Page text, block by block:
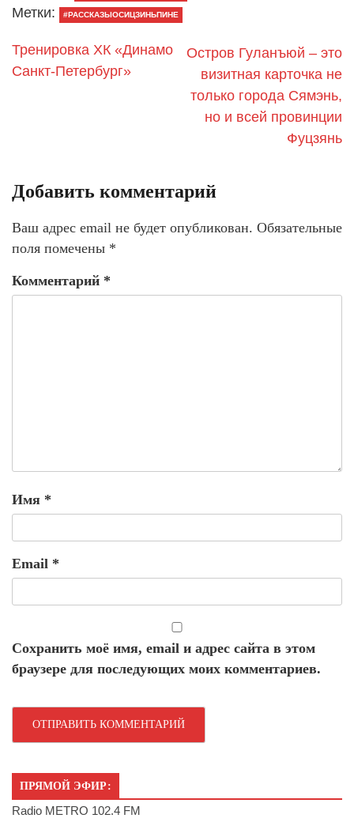
Метки: #РАССКАЗЫОСИЦЗИНЬПИНЕ
Тренировка ХК «Динамо
Санкт-Петербург»
Остров Гуланъюй – это
визитная карточка не
только города Сямэнь,
но и всей провинции
Фуцзянь
Добавить комментарий
Ваш адрес email не будет опубликован. Обязательные
поля помечены *
Комментарий *
Имя *
Email *
Сохранить моё имя, email и адрес сайта в этом
браузере для последующих моих комментариев.
ПРЯМОЙ ЭФИР:
Radio METRO 102.4 FM